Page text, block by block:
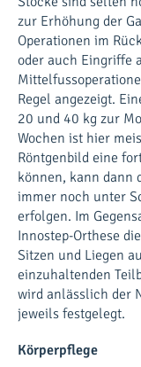
zur Erhöhung der
Operationen im
oder auch Eingriffe
Regel angezeigt.
20 und 40 kg zur
Wochen ist hier
Röntgenbild eine
können, kann dann
immer noch unter
erfolgen. Im
Innostep-Orthese
Sitzen und Liegen
einzuhaltenden
wird anlässlich der
jeweils festgelegt.
Körperpflege